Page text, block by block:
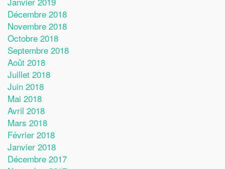
Décembre 2018
Novembre 2018
Octobre 2018
Septembre 2018
Août 2018
Juillet 2018
Juin 2018
Mai 2018
Avril 2018
Mars 2018
Février 2018
Janvier 2018
Décembre 2017